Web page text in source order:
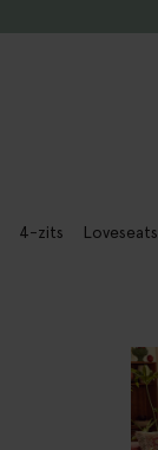
4-zits Loveseats